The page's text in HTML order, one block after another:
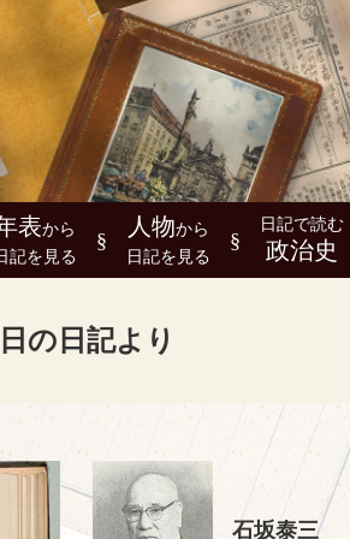
表から
記を見る
人物から
日記を見る
日記で読む
政治史
の日記より
石坂泰三